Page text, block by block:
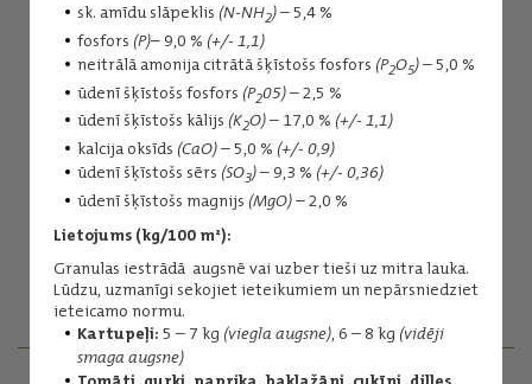
sk. amīdu slāpeklis (N-NH2)– 5,4 %
fosfors (P)– 9,0 % (+/- 1,1)
neitrālā amonija citrātā šķīstošs fosfors (P2O5)– 5,0 %
ūdenī šķīstošs fosfors (P205)– 2,5 %
ūdenī šķīstošs kālijs (K2O)– 17,0 % (+/- 1,1)
kalcija oksīds (CaO)– 5,0 % (+/- 0,9)
ūdenī šķīstošs sērs (SO3)– 9,3 % (+/- 0,36)
ūdenī šķīstošs magnijs (MgO)– 2,0 %
Lietojums (kg/100 m²):
Granulas iestrādā augsnē vai uzber tieši uz mitra lauka.
Lūdzu, uzmanīgi sekojiet ieteikumiem un nepārsniedziet
ieteicamo normu.
Kartupeļi: 5 – 7 kg (viegla augsne), 6 – 8 kg (vidēji
smaga augsne)
Sintija Liepa
Dārzkopības produkti
(+371) 29239357
sintija.liepa@balticagrolv.com